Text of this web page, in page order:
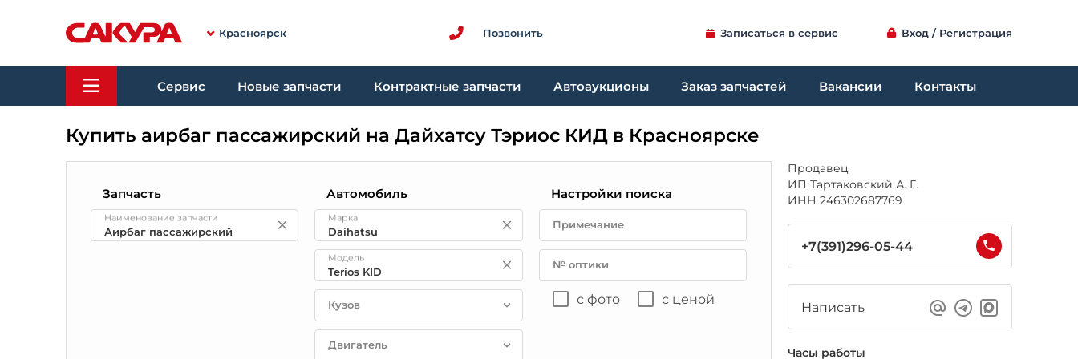
Красноярск Позвонить Записаться в сервис Вход / Регистрация
Сервис Новые запчасти Контрактные запчасти Автоаукционы Заказ запчастей Вакансии Контакты
Купить аирбаг пассажирский на Дайхатсу Тэриос КИД в Красноярске
Запчасть
Наименование запчасти
Автомобиль
Марка
Модель
Кузов
Двигатель
Настройки поиска
Примечание
№ оптики
с фото с ценой
Продавец
ИП Тартаковский А. Г.
ИНН 246302687769
+7(391)296-05-44
Написать
Часы работы